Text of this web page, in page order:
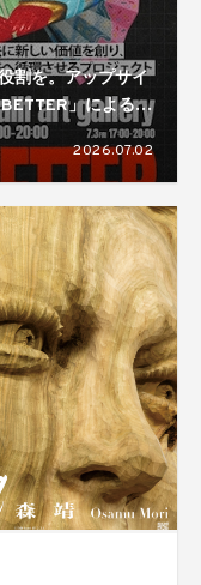
割を。アップサイ
」による展
2026.07.02